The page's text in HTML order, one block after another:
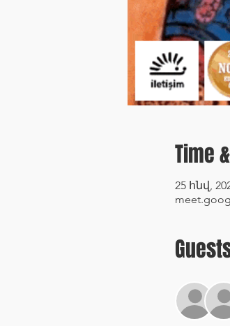
Time
25 հնվ,